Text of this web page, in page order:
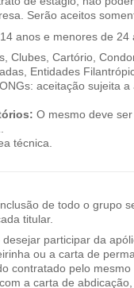
Serão aceitos
anos e menores de 24
Clubes, Cartório,
Entidades
aceitação sujeita
O mesmo deve
técnica.
de todo o grupo
titular.
participar da
ou a carta de
contratado pelo
a carta de